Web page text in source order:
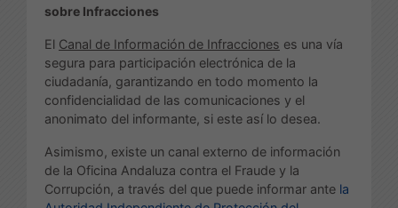
sobre Infracciones
El Canal de Información de Infracciones es una vía
segura para participación electrónica de la
ciudadanía, garantizando en todo momento la
confidencialidad de las comunicaciones y el
anonimato del informante, si este así lo desea.
Asimismo, existe un canal externo de información
de la Oficina Andaluza contra el Fraude y la
Corrupción, a través del que puede informar ante la